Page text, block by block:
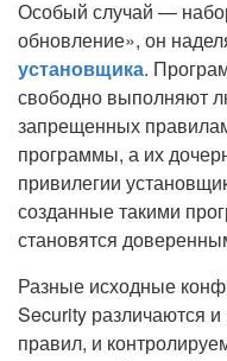
Особый случай —
обновление», он
установщика.
свободно выполняют
запрещенных
программы, а их
привилегии
созданные такими
становятся
Разные исходные
Security различаются
правил, и